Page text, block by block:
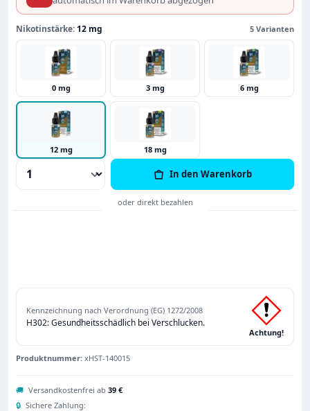
Nikotinstärke: 12 mg 5 Varianten
0 mg 3 mg 6 mg
12 mg 18 mg
Produkt Anzahl: Gib den gewünschten
In den Warenkorb
Kennzeichnung nach Verordnung (EG) 1272/2008
H302: Gesundheitsschädlich bei Verschlucken.
Achtung!
Produktnummer: xHST-140015
🚚 Versandkostenfrei ab 39 €
🔒 Sichere Zahlung: